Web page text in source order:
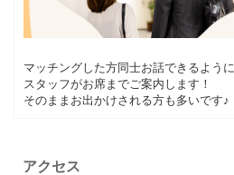
マッチングした方同士お話できるように
スタッフがお席までご案内します！
そのままお出かけされる方も多いです♪
アクセス